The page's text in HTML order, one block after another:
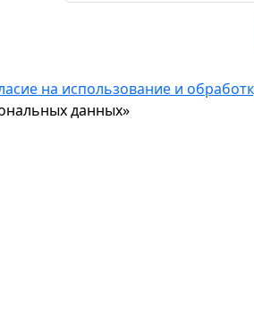
на использование и
данных»